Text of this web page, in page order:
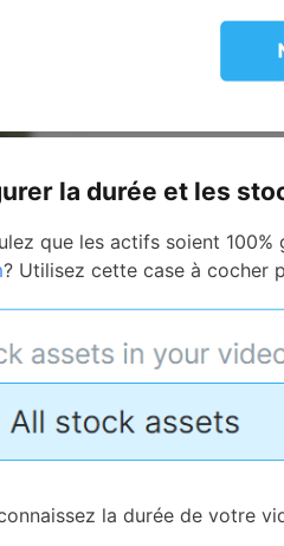
la durée et les
que les actifs soient
? Utilisez cette case à cocher
la durée de votre